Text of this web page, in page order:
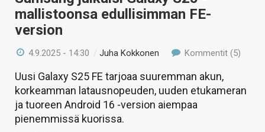
mallistoonsa edullisimman FE-
version
4.9.2025 - 14:30 /Juha Kokkonen Kommentit (5)
Uusi Galaxy S25 FE tarjoaa suuremman akun,
korkeamman latausnopeuden, uuden etukameran
ja tuoreen Android 16 -version aiempaa
pienemmissä kuorissa.